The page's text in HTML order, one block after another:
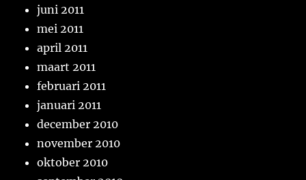
juni 2011
mei 2011
april 2011
maart 2011
februari 2011
januari 2011
december 2010
november 2010
oktober 2010